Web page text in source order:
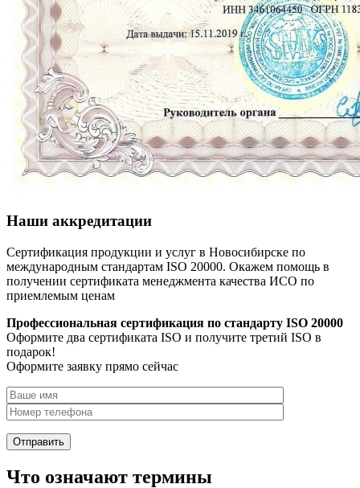
Наши аккредитации
Сертификация продукции и услуг в Новосибирске по
международным стандартам ISO 20000. Окажем помощь в
получении сертификата менеджмента качества ИСО по
приемлемым ценам
Профессиональная сертификация по стандарту ISO 20000
Оформите два сертификата ISO и получите третий ISO в
подарок!
Оформите заявку прямо сейчас
Что означают термины